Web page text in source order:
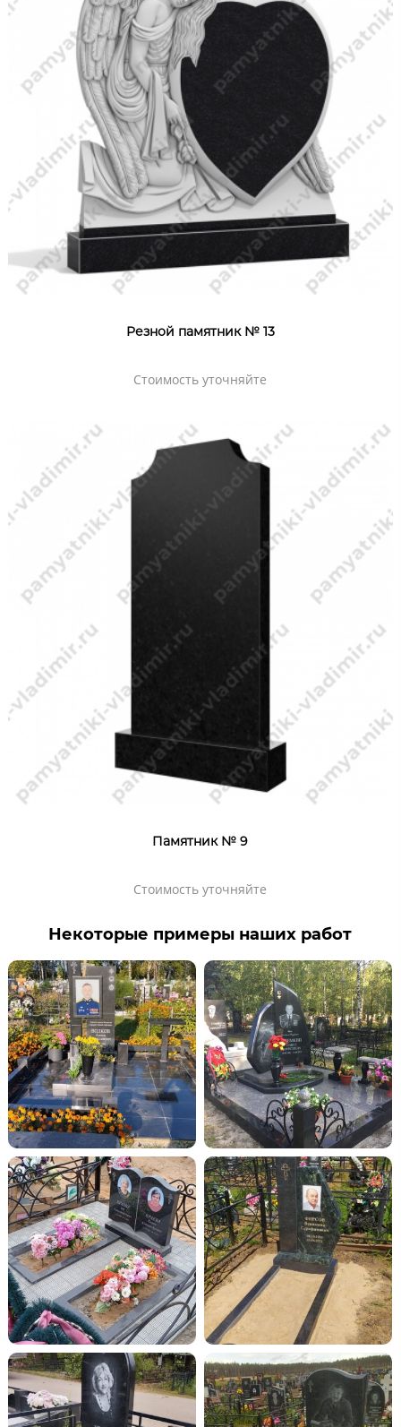
Резной памятник № 13
Стоимость уточняйте
Памятник № 9
Стоимость уточняйте
Некоторые примеры наших работ